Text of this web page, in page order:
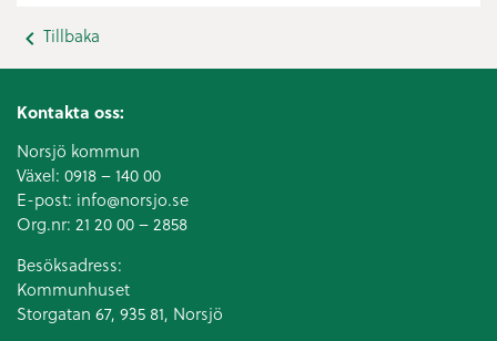
Tillbaka
Kontakta oss:
Norsjö kommun
Växel: 0918 – 140 00
E-post: info@norsjo.se
Org.nr: 21 20 00 – 2858
Besöksadress:
Kommunhuset
Storgatan 67, 935 81, Norsjö